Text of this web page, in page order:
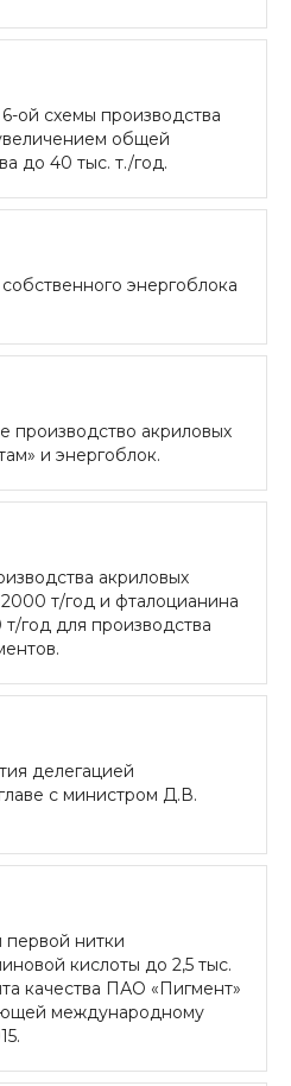
ой схемы производства
общей
до 40 тыс. т./год.
энергоблока
производство акриловых
и энергоблок.
акриловых
т/год и фталоцианина
год для производства
делегацией
с министром Д.В.
нитки
кислоты до 2,5 тыс.
качества ПАО «Пигмент»
международному